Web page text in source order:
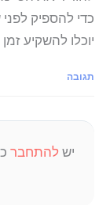
כדי להספיק
יוכלו להשקיע
תגובה
יש להתחבר